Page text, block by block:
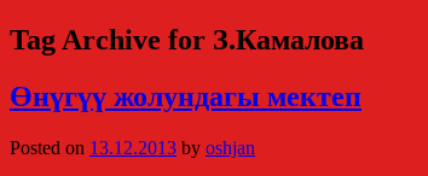
Tag Archive for З.Камалова
Өнүгүү жолундагы мектеп
Posted on 13.12.2013 by oshjan